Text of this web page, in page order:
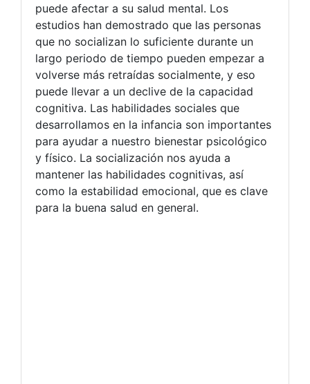
puede afectar a su salud mental. Los
estudios han demostrado que las personas
que no socializan lo suficiente durante un
largo periodo de tiempo pueden empezar a
volverse más retraídas socialmente, y eso
puede llevar a un declive de la capacidad
cognitiva. Las habilidades sociales que
desarrollamos en la infancia son importantes
para ayudar a nuestro bienestar psicológico
y físico. La socialización nos ayuda a
mantener las habilidades cognitivas, así
como la estabilidad emocional, que es clave
para la buena salud en general.